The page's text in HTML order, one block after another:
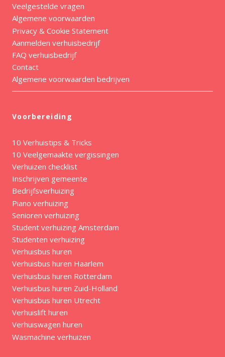
Veelgestelde vragen
Algemene voorwaarden
Privacy & Cookie Statement
Aanmelden verhuisbedrijf
FAQ verhuisbedrijf
Contact
Algemene voorwaarden bedrijven
Voorbereiding
10 Verhuistips & Tricks
10 Veelgemaakte vergissingen
Verhuizen checklist
Inschrijven gemeente
Bedrijfsverhuizing
Piano verhuizing
Senioren verhuizing
Student verhuizing Amsterdam
Studenten verhuizing
Verhuisbus huren
Verhuisbus huren Haarlem
Verhuisbus huren Rotterdam
Verhuisbus huren Zuid-Holland
Verhuisbus huren Utrecht
Verhuislift huren
Verhuiswagen huren
Wasmachine verhuizen